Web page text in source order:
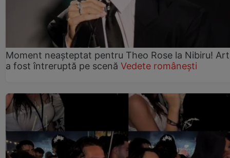
Moment neașteptat pentru Theo Rose la Nibiru!
a fost întreruptă pe scenă Vedete românești